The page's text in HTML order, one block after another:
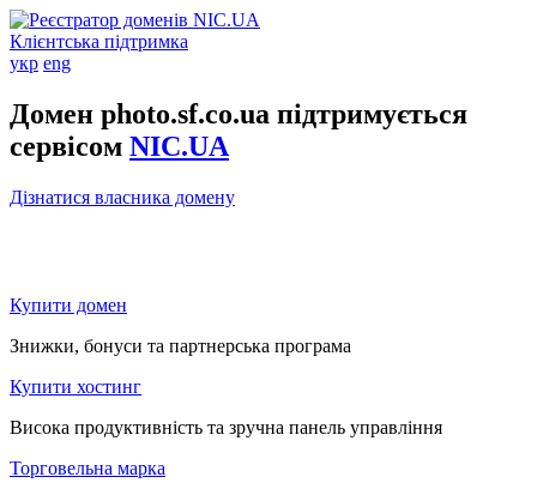
Клієнтська підтримка
укр eng
Домен photo.sf.co.ua підтримується
сервісом NIC.UA
Дізнатися власника домену
Купити домен
Знижки, бонуси та партнерська програма
Купити хостинг
Висока продуктивність та зручна панель управління
Торговельна марка